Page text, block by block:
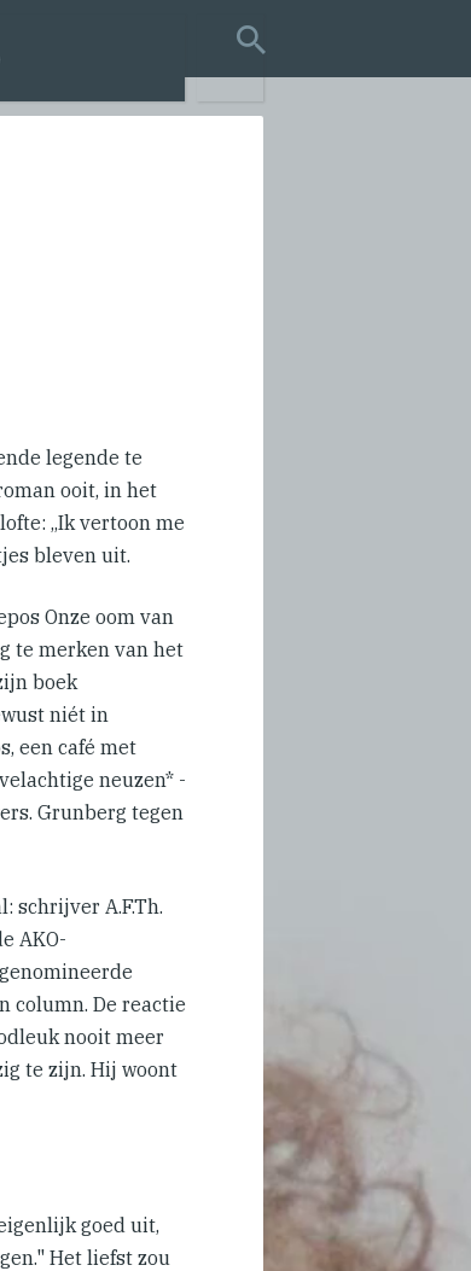
search query
legende te
ooit, in het
,,Ik vertoon me
bleven uit.
Onze oom van
te merken van het
boek
niét in
een café met
neuzen* -
Grunberg tegen
schrijver A.F.Th.
AKO-
column. De reactie
nooit meer
te zijn. Hij woont
goed uit,
Het liefst zou